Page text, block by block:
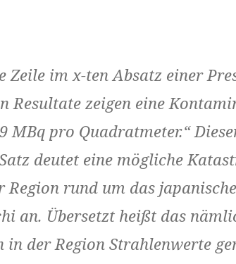
Zeile im x-ten Absatz einer
Resultate zeigen eine
MBq pro Quadratmeter.“
deutet eine mögliche
Region rund um das
an. Übersetzt heißt das
in der Region Strahlenwerte